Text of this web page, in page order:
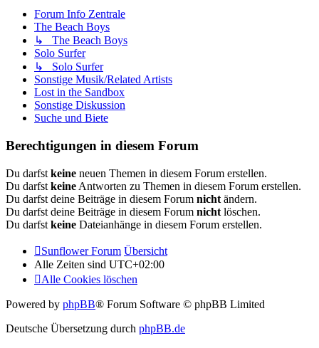
Forum Info Zentrale
The Beach Boys
↳ The Beach Boys
Solo Surfer
↳ Solo Surfer
Sonstige Musik/Related Artists
Lost in the Sandbox
Sonstige Diskussion
Suche und Biete
Berechtigungen in diesem Forum
Du darfst keine neuen Themen in diesem Forum erstellen.
Du darfst keine Antworten zu Themen in diesem Forum erstellen.
Du darfst deine Beiträge in diesem Forum nicht ändern.
Du darfst deine Beiträge in diesem Forum nicht löschen.
Du darfst keine Dateianhänge in diesem Forum erstellen.
Sunflower Forum Übersicht
Alle Zeiten sind UTC+02:00
Alle Cookies löschen
Powered by phpBB® Forum Software © phpBB Limited
Deutsche Übersetzung durch phpBB.de